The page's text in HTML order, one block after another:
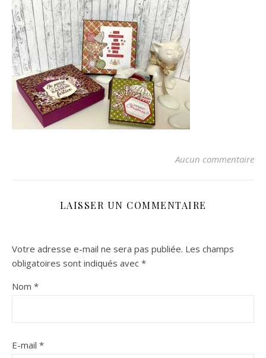
Aucun commentaire
LAISSER UN COMMENTAIRE
Votre adresse e-mail ne sera pas publiée. Les champs
obligatoires sont indiqués avec *
Nom *
E-mail *